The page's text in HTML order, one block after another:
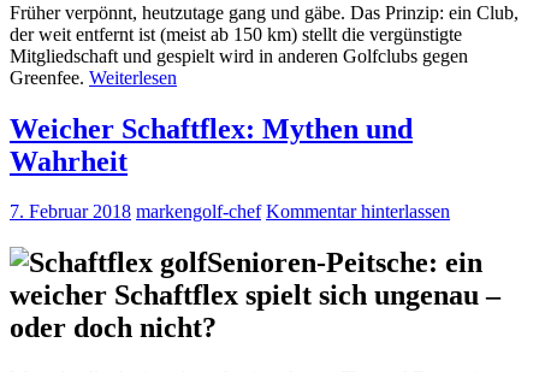
Früher verpönnt, heutzutage gang und gäbe. Das Prinzip: ein Club,
der weit entfernt ist (meist ab 150 km) stellt die vergünstigte
Mitgliedschaft und gespielt wird in anderen Golfclubs gegen
Greenfee. Weiterlesen
Weicher Schaftflex: Mythen und
Wahrheit
7. Februar 2018 markengolf-chef Kommentar hinterlassen
Senioren-Peitsche: ein
weicher Schaftflex spielt sich ungenau –
oder doch nicht?